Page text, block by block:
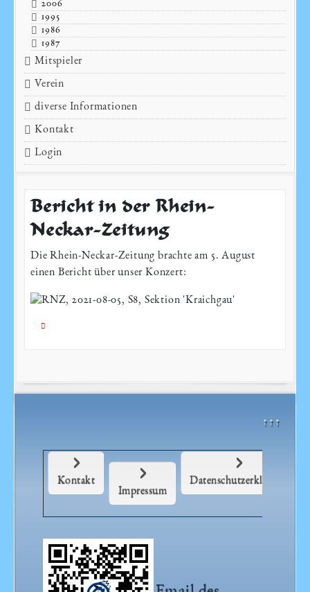
↑↑↑
Kontakt
Impressum
Datenschutzerklärung
2006
1995
1986
1987
Mitspieler
Verein
diverse Informationen
Kontakt
Login
Bericht in der Rhein-
Neckar-Zeitung
Die Rhein-Neckar-Zeitung brachte am 5. August
einen Bericht über unser Konzert: